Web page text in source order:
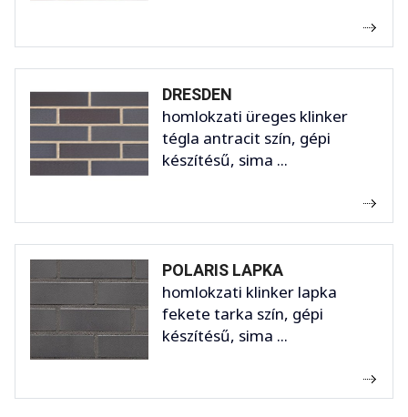
DRESDEN
homlokzati üreges klinker
tégla antracit szín, gépi
készítésű, sima ...
POLARIS LAPKA
homlokzati klinker lapka
fekete tarka szín, gépi
készítésű, sima ...